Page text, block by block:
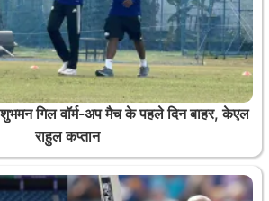
गिल वॉर्म-अप मैच के पहले दिन बाहर, केएल
राहुल कप्तान